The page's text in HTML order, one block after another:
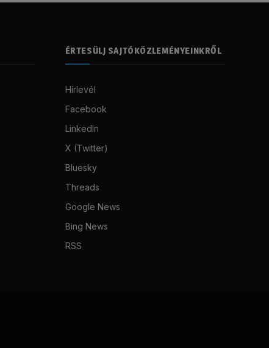
ÉRTESÜLJ SAJTÓKÖZLEMÉNYEINKRŐL
Hírlevél
Facebook
LinkedIn
X (Twitter)
Bluesky
Threads
Google News
Bing News
RSS